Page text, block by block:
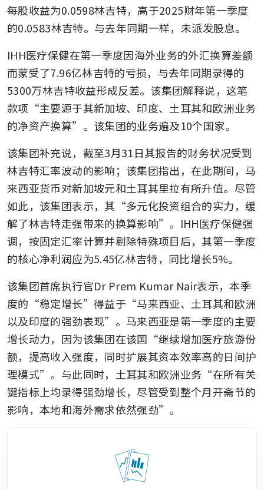
每股收益为0.0598林吉特，高于2025财年第一季度
的0.0583林吉特。与去年同期一样，未派发股息。
IHH医疗保健在第一季度因海外业务的外汇换算差额
而蒙受了7.96亿林吉特的亏损，与去年同期录得的
5300万林吉特收益形成反差。该集团解释说，这笔
款项“主要源于其新加坡、印度、土耳其和欧洲业务
的净资产换算”。该集团的业务遍及10个国家。
该集团补充说，截至3月31日其报告的财务状况受到
林吉特汇率波动的影响；该集团指出，在此期间，马
来西亚货币对新加坡元和土耳其里拉有所升值。尽管
如此，该集团表示，其“多元化投资组合的实力，缓
解了林吉特走强带来的换算影响”。IHH医疗保健强
调，按固定汇率计算并剔除特殊项目后，其第一季度
的核心净利润应为5.45亿林吉特，同比增长5%。
该集团首席执行官Dr Prem Kumar Nair表示，本季
度的“稳定增长”得益于“马来西亚、土耳其和欧洲
以及印度的强劲表现”。马来西亚是第一季度的主要
增长动力，因为该集团在该国“继续增加医疗旅游份
额，提高收入强度，同时扩展其资本效率高的日间护
理模式”。与此同时，土耳其和欧洲业务“在所有关
键指标上均录得强劲增长，尽管受到整个月开斋节的
影响，本地和海外需求依然强劲”。